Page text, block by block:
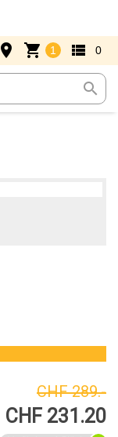
search
place shopping_cart 1 view_list 0
CHF 289.-
CHF 231.20